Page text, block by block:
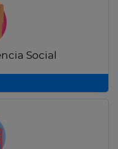
Social